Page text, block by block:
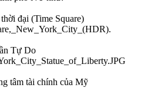
đại (Time Square)
Tự Do
tâm tài chính của Mỹ